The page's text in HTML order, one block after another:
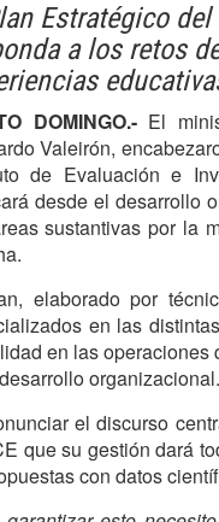
Estratégico
a los retos
DOMINGO.-El
Valeirón,
de Evaluación e
desde el desarrollo
sustantivas por la
elaborado por
en las
en las operaciones
organizacional.
el discurso
que su gestión dará
con datos